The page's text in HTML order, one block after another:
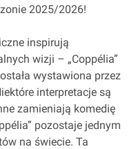
2025/2026!
inspirują
wizji – „Coppélia”
wystawiona przez
interpretacje są
zamieniają komedię
pozostaje jednym
na świecie. Ta